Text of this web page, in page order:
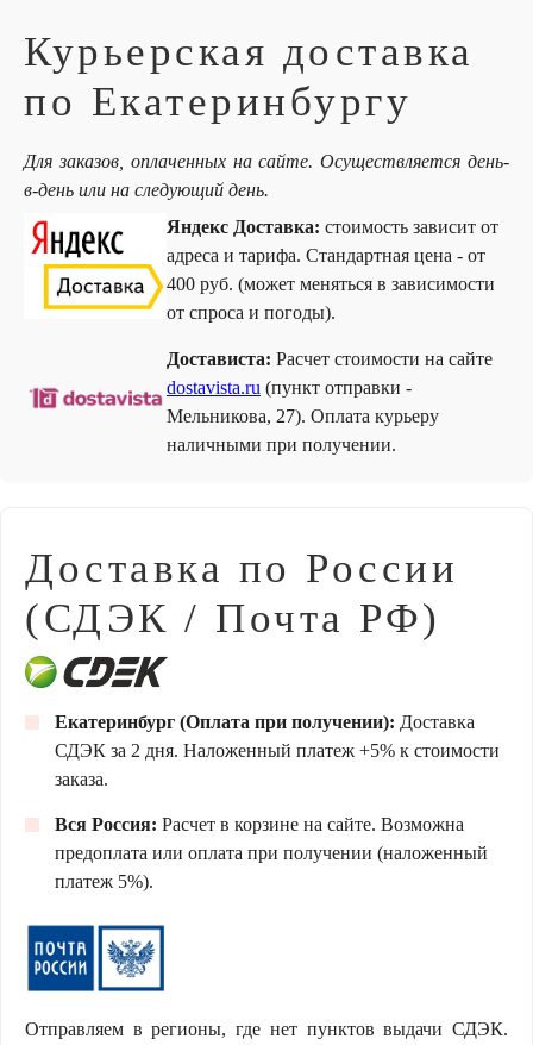
Курьерская доставка
по Екатеринбургу
Для заказов, оплаченных на сайте. Осуществляется день-
в-день или на следующий день.
Яндекс Доставка: стоимость зависит от
адреса и тарифа. Стандартная цена - от
400 руб. (может меняться в зависимости
от спроса и погоды).
Достависта: Расчет стоимости на сайте
dostavista.ru (пункт отправки -
Мельникова, 27). Оплата курьеру
наличными при получении.
Доставка по России
(СДЭК / Почта РФ)
Екатеринбург (Оплата при получении): Доставка
СДЭК за 2 дня. Наложенный платеж +5% к стоимости
заказа.
Вся Россия: Расчет в корзине на сайте. Возможна
предоплата или оплата при получении (наложенный
платеж 5%).
Отправляем в регионы, где нет пунктов выдачи СДЭК.